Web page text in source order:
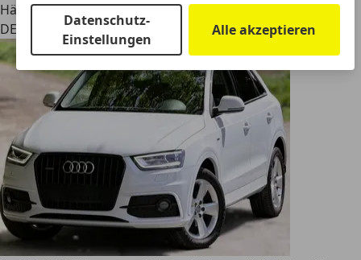
Datenschutz-
Einstellungen
Alle akzeptieren
Händler
DE 99817